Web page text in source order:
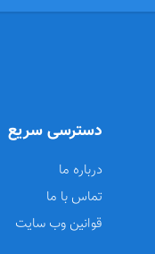
دسترسی سریع
درباره ما
تماس با ما
قوانین وب سایت